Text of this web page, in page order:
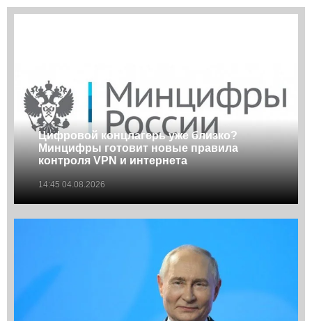
Цифровой концлагерь уже близко?
Минцифры готовит новые правила
контроля VPN и интернета
14:45 04.08.2026